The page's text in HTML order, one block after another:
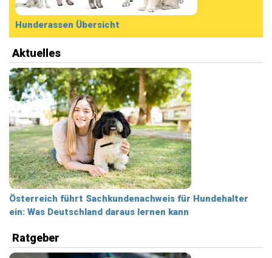
Hunderassen Übersicht
Aktuelles
Österreich führt Sachkundenachweis für Hundehalter
ein: Was Deutschland daraus lernen kann
Ratgeber